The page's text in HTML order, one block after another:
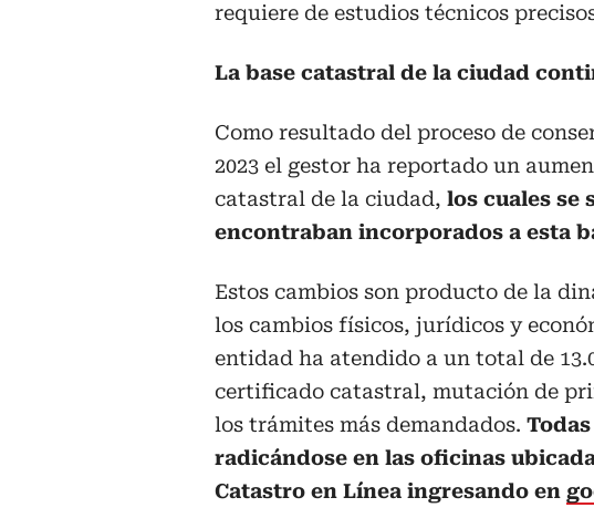
requiere de estudios técnicos
La base catastral de la ciudad
Como resultado del proceso de
2023 el gestor ha reportado un
catastral de la ciudad, los cuales se
encontraban incorporados a esta
Estos cambios son producto de la
los cambios físicos, jurídicos y
entidad ha atendido a un total de
certificado catastral, mutación de
los trámites más demandados.
radicándose en las oficinas
Catastro en Línea ingresando en